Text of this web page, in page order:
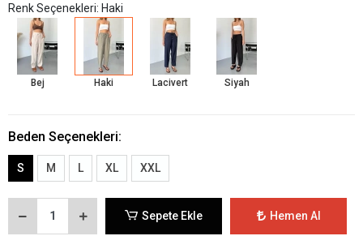
Renk Seçenekleri: Haki
Bej Haki Lacivert Siyah
Beden Seçenekleri:
S M L XL XXL
Sepete Ekle Hemen Al